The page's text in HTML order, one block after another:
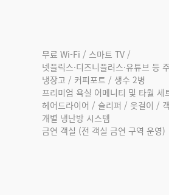
무료 Wi-Fi / 스마트 TV /
넷플릭스·디즈니플러스·유튜브 등
냉장고 / 커피포트 / 생수 2병
프리미엄 욕실 어메니티 및 타월 세
헤어드라이어 / 슬리퍼 / 옷걸이 /
개별 냉난방 시스템
금연 객실 (전 객실 금연 구역 운영)